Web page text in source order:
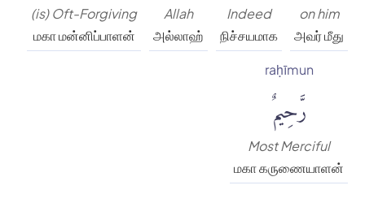
on him
அவர் மீது
Indeed
நிச்சயமாக
Allah
அல்லாஹ்
(is) Oft-Forgiving
மகா மன்னிப்பாளன்
raḥīmun
رَّحِيمٌ
Most Merciful
மகா கருணையாளன்